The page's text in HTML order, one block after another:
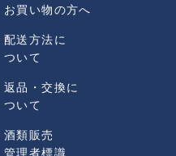
お買い物の方へ
配送方法に
ついて
返品・交換に
ついて
酒類販売
管理者標識